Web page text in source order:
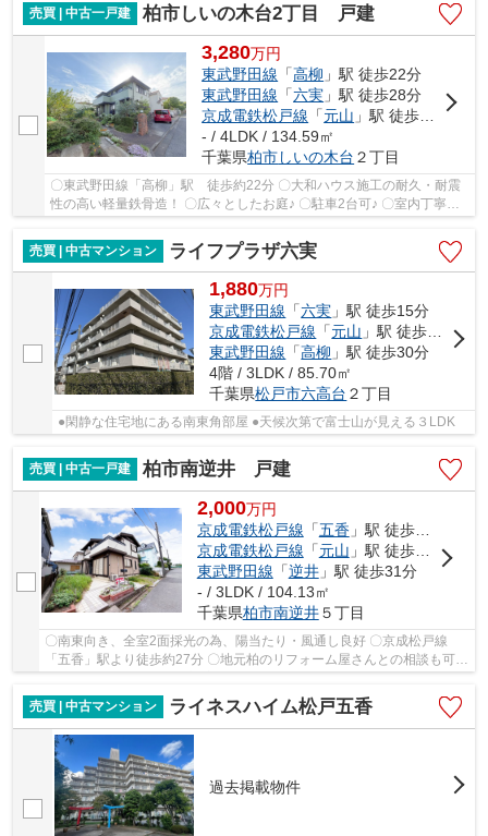
売買 | 中古一戸建 柏市しいの木台2丁目 戸建
3,280万円
東武野田線 「高柳 」駅 徒歩22分
東武野田線 「六実 」駅 徒歩28分
京成電鉄松戸線 「元山 」駅 徒歩29分
- / 4LDK / 134.59㎡
千葉県柏市しいの木台 ２丁目
〇東武野田線「高柳」駅 徒歩約22分 〇大和ハウス施工の耐久・耐震
性の高い軽量鉄骨造！ 〇広々としたお庭♪ 〇駐車2台可♪ 〇室内丁寧に
お使いです
売買 | 中古マンション
ライフプラザ六実
1,880万円
東武野田線 「六実 」駅 徒歩15分
京成電鉄松戸線 「元山 」駅 徒歩20分
東武野田線 「高柳 」駅 徒歩30分
4階 / 3LDK / 85.70㎡
千葉県松戸市六高台 ２丁目
●閑静な住宅地にある南東角部屋 ●天候次第で富士山が見える３LDK
売買 | 中古一戸建 柏市南逆井 戸建
2,000万円
京成電鉄松戸線 「五香」駅 徒歩24分
京成電鉄松戸線 「元山 」駅 徒歩31分
東武野田線 「逆井」駅 徒歩31分
- / 3LDK / 104.13㎡
千葉県柏市南逆井５丁目
〇南東向き、全室2面採光の為、陽当たり・風通し良好 〇京成松戸線
「五香」駅より徒歩約27分 〇地元柏のリフォーム屋さんとの相談も可能
売買 | 中古マンション
ライネスハイム松戸五香
過去掲載物件